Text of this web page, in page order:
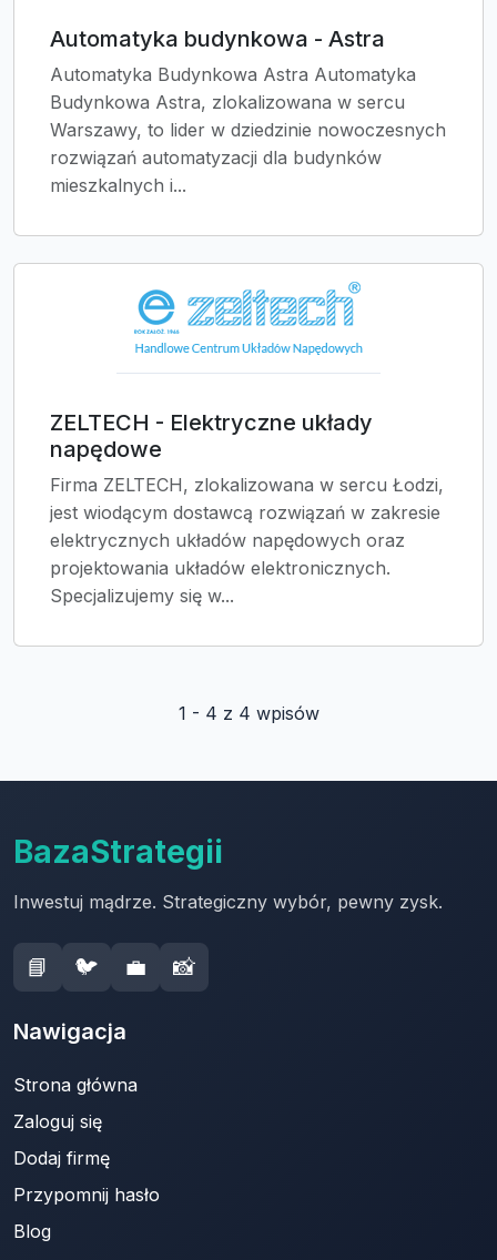
Automatyka budynkowa - Astra
Automatyka Budynkowa Astra Automatyka
Budynkowa Astra, zlokalizowana w sercu
Warszawy, to lider w dziedzinie nowoczesnych
rozwiązań automatyzacji dla budynków
mieszkalnych i...
ZELTECH - Elektryczne układy
napędowe
Firma ZELTECH, zlokalizowana w sercu Łodzi,
jest wiodącym dostawcą rozwiązań w zakresie
elektrycznych układów napędowych oraz
projektowania układów elektronicznych.
Specjalizujemy się w...
1 - 4 z 4 wpisów
BazaStrategii
Inwestuj mądrze. Strategiczny wybór, pewny zysk.
📘 🐦 💼 📸
Nawigacja
Strona główna
Zaloguj się
Dodaj firmę
Przypomnij hasło
Blog